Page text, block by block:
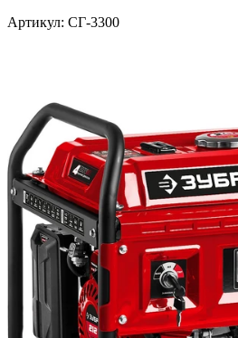
Артикул: СГ-3300